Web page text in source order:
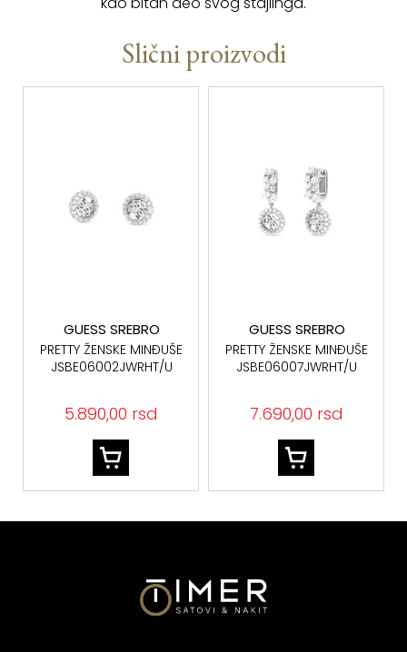
Slični proizvodi
GUESS SREBRO
PRETTY ŽENSKE MINĐUŠE
JSBE06002JWRHT/U
5.890,00 rsd
GUESS SREBRO
PRETTY ŽENSKE MINĐUŠE
JSBE06007JWRHT/U
7.690,00 rsd